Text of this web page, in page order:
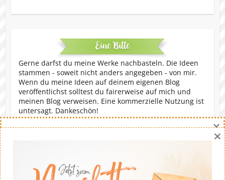
Eine Bitte
Gerne darfst du meine Werke nachbasteln. Die Ideen
stammen - soweit nicht anders angegeben - von mir.
Wenn du meine Ideen auf deinem eigenen Blog
veröffentlichst solltest du fairerweise auf mich und
meinen Blog verweisen. Eine kommerzielle Nutzung ist
untersagt. Dankeschön!
×
×